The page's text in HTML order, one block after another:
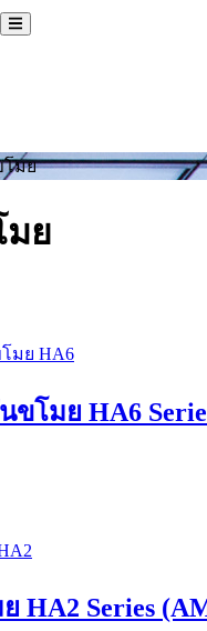
โมย
มย
ขโมย HA6
HA2 Series